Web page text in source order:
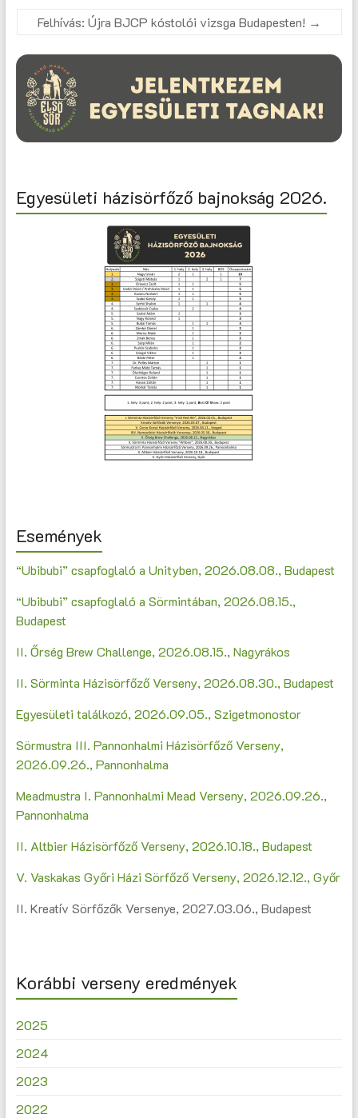
Felhívás: Újra BJCP kóstolói vizsga Budapesten! →
Egyesületi házisörfőző bajnokság 2026.
Események
“Ubibubi” csapfoglaló a Unityben, 2026.08.08., Budapest
“Ubibubi” csapfoglaló a Sörmintában, 2026.08.15.,
Budapest
II. Őrség Brew Challenge, 2026.08.15., Nagyrákos
II. Sörminta Házisörfőző Verseny, 2026.08.30., Budapest
Egyesületi találkozó, 2026.09.05., Szigetmonostor
Sörmustra III. Pannonhalmi Házisörfőző Verseny,
2026.09.26., Pannonhalma
Meadmustra I. Pannonhalmi Mead Verseny, 2026.09.26.,
Pannonhalma
II. Altbier Házisörfőző Verseny, 2026.10.18., Budapest
V. Vaskakas Győri Házi Sörfőző Verseny, 2026.12.12., Győr
II. Kreatív Sörfőzők Versenye, 2027.03.06., Budapest
Korábbi verseny eredmények
2025
2024
2023
2022